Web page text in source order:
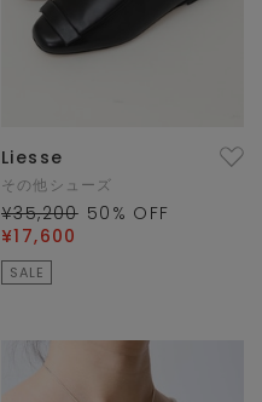
Liesse
その他シューズ
¥35,200 50 % OFF
¥17,600
SALE